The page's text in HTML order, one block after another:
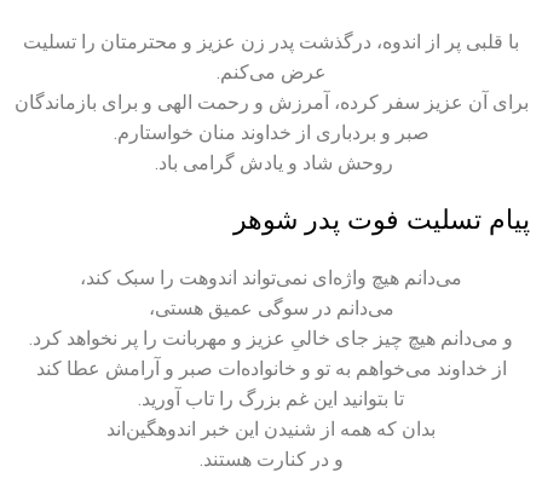
با قلبی پر از اندوه، درگذشت پدر زن عزیز و محترمتان را تسلیت
عرض می‌کنم.
برای آن عزیز سفر کرده، آمرزش و رحمت الهی و برای بازماندگان
صبر و بردباری از خداوند منان خواستارم.
روحش شاد و یادش گرامی باد.
پیام تسلیت فوت پدر شوهر
می‌دانم هیچ واژه‌ای نمی‌تواند اندوهت را سبک کند،
می‌دانم در سوگی عمیق هستی،
و می‌دانم هیچ چیز جای خالیِ عزیز و مهربانت را پر نخواهد کرد.
از خداوند می‌خواهم به تو و خانواده‌ات صبر و آرامش عطا کند
تا بتوانید این غم بزرگ را تاب آورید.
بدان که همه از شنیدن این خبر اندوهگین‌اند
و در کنارت هستند.